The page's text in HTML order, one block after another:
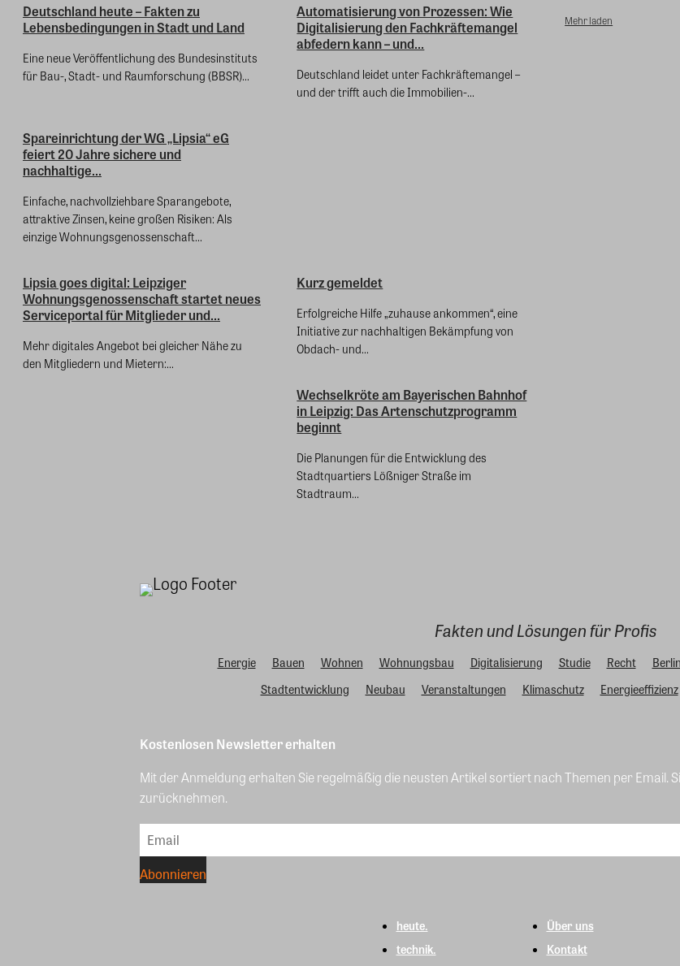
Deutschland heute – Fakten zu
Lebensbedingungen in Stadt und Land
Eine neue Veröffentlichung des Bundesinstituts
für Bau-, Stadt- und Raumforschung (BBSR)...
Automatisierung von Prozessen: Wie
Digitalisierung den Fachkräftemangel
abfedern kann – und...
Deutschland leidet unter Fachkräftemangel –
und der trifft auch die Immobilien-...
Spareinrichtung der WG „Lipsia“ eG
feiert 20 Jahre sichere und
nachhaltige...
Einfache, nachvollziehbare Sparangebote,
attraktive Zinsen, keine großen Risiken: Als
einzige Wohnungsgenossenschaft...
Lipsia goes digital: Leipziger
Wohnungsgenossenschaft startet neues
Serviceportal für Mitglieder und...
Mehr digitales Angebot bei gleicher Nähe zu
den Mitgliedern und Mietern:...
Kurz gemeldet
Erfolgreiche Hilfe „zuhause ankommen“, eine
Initiative zur nachhaltigen Bekämpfung von
Obdach- und...
Wechselkröte am Bayerischen Bahnhof
in Leipzig: Das Artenschutzprogramm
beginnt
Die Planungen für die Entwicklung des
Stadtquartiers Lößniger Straße im
Stadtraum...
Mehr laden
Fakten und Lösungen für Profis
Energie Bauen Wohnen Wohnungsbau Digitalisierung Studie Recht Berlin
Stadtentwicklung
Neubau Veranstaltungen Klimaschutz Energieeffizienz
Kostenlosen Newsletter erhalten
Mit der Anmeldung erhalten Sie regelmäßig die neusten Artikel sortiert nach Themen per Email.
zurücknehmen.
heute.
technik.
Über uns
Kontakt